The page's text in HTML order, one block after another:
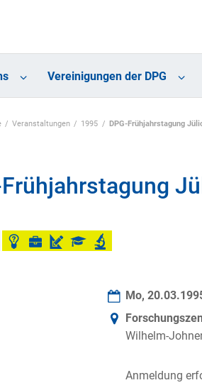
Vereinigungen der DPG
Veranstaltungen 1995 DPG-Frühjahrstagung
Frühjahrstagung
Mo,
Wilhelm-
Anmeldung